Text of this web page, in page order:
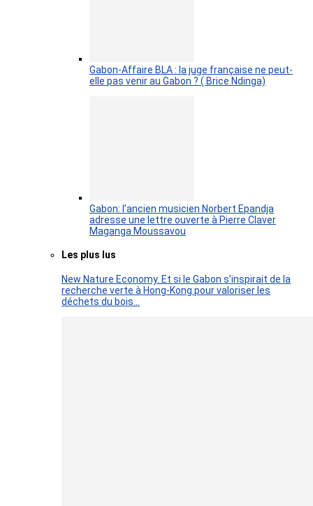
Gabon-Affaire BLA : la juge française ne peut-
elle pas venir au Gabon ? ( Brice Ndinga)
Gabon: l’ancien musicien Norbert Epandja
adresse une lettre ouverte à Pierre Claver
Maganga Moussavou
Les plus lus
New Nature Economy. Et si le Gabon s’inspirait de la
recherche verte à Hong-Kong pour valoriser les
déchets du bois…